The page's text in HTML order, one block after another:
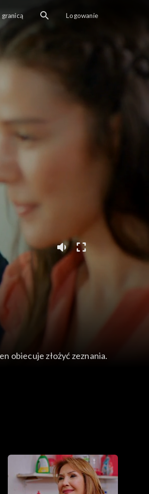
obiecuje złożyć zeznania.
Logowanie